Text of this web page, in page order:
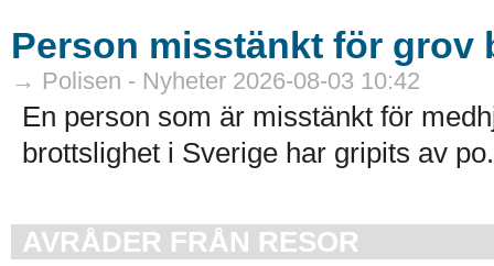
Person misstänkt för grov
→ Polisen - Nyheter 2026-08-03 10:42
En person som är misstänkt för
brottslighet i Sverige har gripits av
AVRÅDER FRÅN RESOR